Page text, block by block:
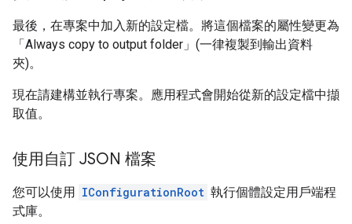
最後，在專案中加入新的設定檔。將這個檔案的屬性變更為
「Always copy to output folder」(一律複製到輸出資料
夾)。
現在請建構並執行專案。應用程式會開始從新的設定檔中擷
取值。
使用自訂 JSON 檔案
您可以使用 IConfigurationRoot 執行個體設定用戶端程
式庫。